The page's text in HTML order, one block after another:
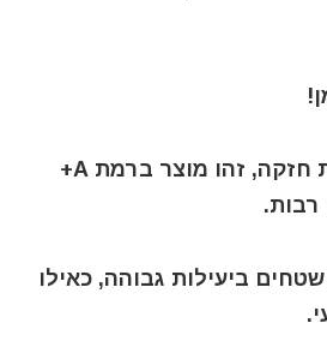
– מיוצר כולו ממתכת חזקה, זהו מוצר ברמת A+
רבות.
ביעילות גבוהה, כאילו